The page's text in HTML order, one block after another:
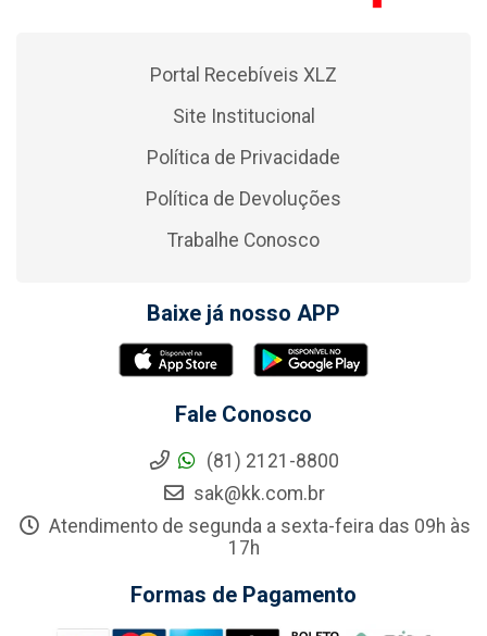
Portal Recebíveis XLZ
Site Institucional
Política de Privacidade
Política de Devoluções
Trabalhe Conosco
Baixe já nosso APP
Fale Conosco
(81) 2121-8800
sak@kk.com.br
Atendimento de segunda a sexta-feira das 09h às
17h
Formas de Pagamento